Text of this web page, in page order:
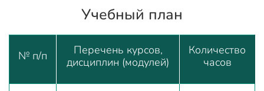
Учебный план
№ п/п
Перечень курсов,
дисциплин (модулей)
Количество
часов